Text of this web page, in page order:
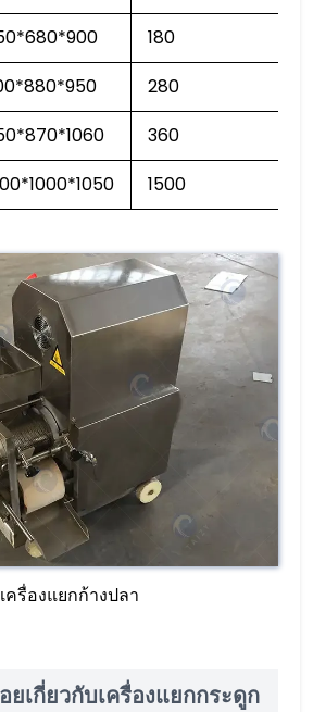
180
280
360
1500
เครื่องแยกก้างปลา
เกี่ยวกับเครื่องแยกกระดูก